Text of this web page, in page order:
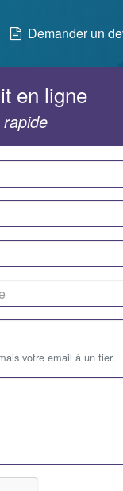
Demander un
en ligne
votre email à un tier.